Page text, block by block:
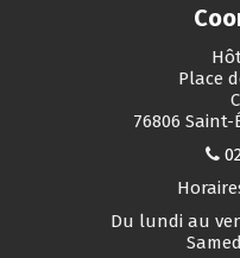
Place
76806
Du lundi au